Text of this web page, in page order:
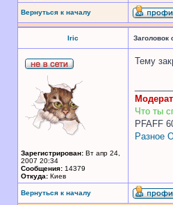
Вернуться к началу
Iric Заголовок
Зарегистрирован: Вт апр 24,
2007 20:34
Сообщения: 14379
Откуда: Киев
Тему
Что ты
PFAFF
Разное
Вернуться к началу